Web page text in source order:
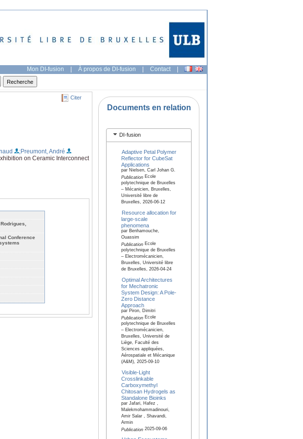
Mon DI-fusion | À propos de DI-fusion | Contact |
Citer
;Preumont, André
on Ceramic Interconnect
Conference
Documents en relation
DI-fusion
Adaptive Petal Polymer
Reflector for CubeSat
Applications
par Nielsen, Carl Johan G.
PublicationEcole
polytechnique de Bruxelles
– Mécanicien, Bruxelles,
Université libre de
Bruxelles, 2026-06-12
Resource allocation for
large-scale
phenomena
par Benhamouche,
Ouassim
PublicationEcole
polytechnique de Bruxelles
– Electromécanicien,
Bruxelles, Université libre
de Bruxelles, 2026-04-24
Optimal Architectures
for Mechatronic
System Design: A Pole-
Zero Distance
Approach
par Piron, Dimitri
PublicationEcole
polytechnique de Bruxelles
– Electromécanicien,
Bruxelles, Université de
Liège, Faculté des
Sciences appliquées,
Aérospatiale et Mécanique
(A&M), 2025-09-10
Visible-Light
Crosslinkable
Carboxymethyl
Chitosan Hydrogels as
Standalone Bioinks
par Jafari, Hafez ,
Malekmohammadinouri,
Amir Salar , Shavandi,
Armin
Publication2025-09-06